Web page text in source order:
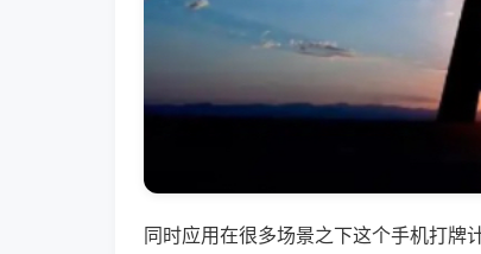
同时应用在很多场景之下这个手机打牌